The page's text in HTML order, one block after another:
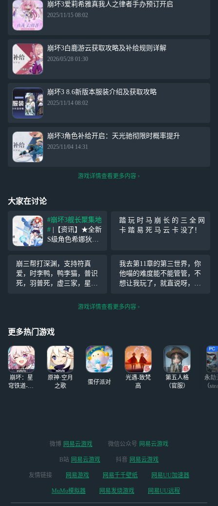
崩坏3爱莉希雅真我人之律者手办预订开启
2025/11/15 08:02
崩坏3白鹿游云获取攻略及补给规则详解
2026/05/28 01:30
崩坏3 8.6新版本服装介绍及获取攻略
2025/11/14 08:02
崩坏3角色补给开启：天光驰彻限时概率提升
2025/11/04 14:31
游戏详情查看更多内容
大家在讨论
#崩坏3舰长聚集地
# |【资讯】★全新
S级角色希娜狄雅
光」即将登场★
「个人的一小步、
人类的一大步」
——如果去地球
是也能这么说？
狄雅，来自洛星—
踏 玩 时 马 崩 长 的 三 全 网
卡 踏 易 死 马 云 卡 没了！
崩三帮打深渊，支持符真
爱，时李鸭，鸭李猫，普识
死，羽普死，虚三家，星三
我去第11章的第三世界，你
他喵的难度能不能管管，不
想让我玩了，就直说呀，我*
单点，你是会*啊！
游戏详情查看更多内容
更多热门游戏
崩坏：星
穹铁道-4.4
原神·空月
之歌
蛋仔派对
光遇-致梵
高
第五人格
（官服）
永劫
（
微博 网易云游戏 微信公众号 网易云游戏
B站 网易云游戏 抖音 网易云游戏
友情链接 网易游戏 网易千千壁纸 网易UU加速器
MuMu模拟器 网易发烧游戏 网易UU远程